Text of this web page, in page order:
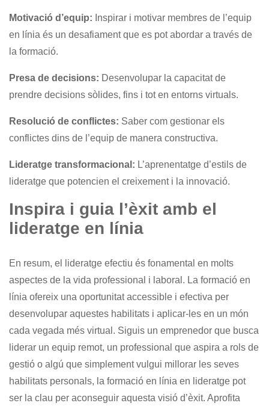
Motivació d’equip: Inspirar i motivar membres de l’equip
en línia és un desafiament que es pot abordar a través de
la formació.
Presa de decisions: Desenvolupar la capacitat de
prendre decisions sòlides, fins i tot en entorns virtuals.
Resolució de conflictes: Saber com gestionar els
conflictes dins de l’equip de manera constructiva.
Lideratge transformacional: L’aprenentatge d’estils de
lideratge que potencien el creixement i la innovació.
Inspira i guia l’èxit amb el
lideratge en línia
En resum, el lideratge efectiu és fonamental en molts
aspectes de la vida professional i laboral. La formació en
línia ofereix una oportunitat accessible i efectiva per
desenvolupar aquestes habilitats i aplicar-les en un món
cada vegada més virtual. Siguis un emprenedor que busca
liderar un equip remot, un professional que aspira a rols de
gestió o algú que simplement vulgui millorar les seves
habilitats personals, la formació en línia en lideratge pot
ser la clau per aconseguir aquesta visió d’èxit. Aprofita